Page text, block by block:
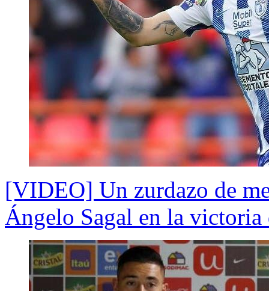
[VIDEO] Un zurdazo de
Ángelo Sagal en la victoria